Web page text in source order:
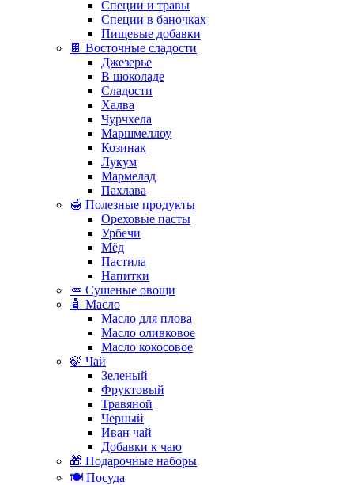
Специи и травы
Специи в баночках
Пищевые добавки
🍫 Восточные сладости
Джезерье
В шоколаде
Сладости
Халва
Чурчхела
Маршмеллоу
Козинак
Лукум
Мармелад
Пахлава
🍯 Полезные продукты
Ореховые пасты
Урбечи
Мёд
Пастила
Напитки
🥕 Сушеные овощи
🧴 Масло
Масло для плова
Масло оливковое
Масло кокосовое
🍃 Чай
Зеленый
Фруктовый
Травяной
Черный
Иван чай
Добавки к чаю
🎁 Подарочные наборы
🍽️ Посуда